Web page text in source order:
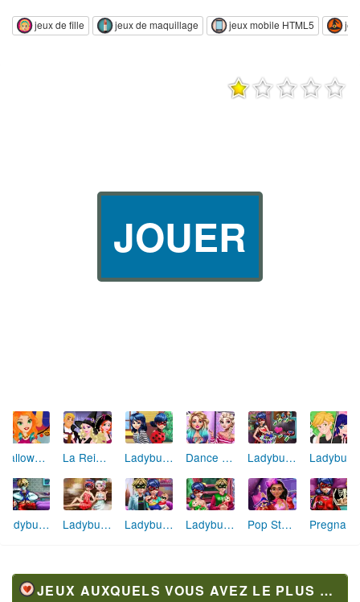
jeux de fille jeux de maquillage jeux mobile HTML5
JOUER
Halloween Fashion La Reine des Neiges Halloween Ladybug Rdv Amoureux Dance Competition Prep Ladybug Cadeaux de St Valentin
Ladybug Resurrection Emergency Ladybug Sauna Realife Ladybug Family Day Ladybug Noël en famille Pop Star Princess Dresses
JEUX AUXQUELS VOUS AVEZ LE PLUS JOUÉ